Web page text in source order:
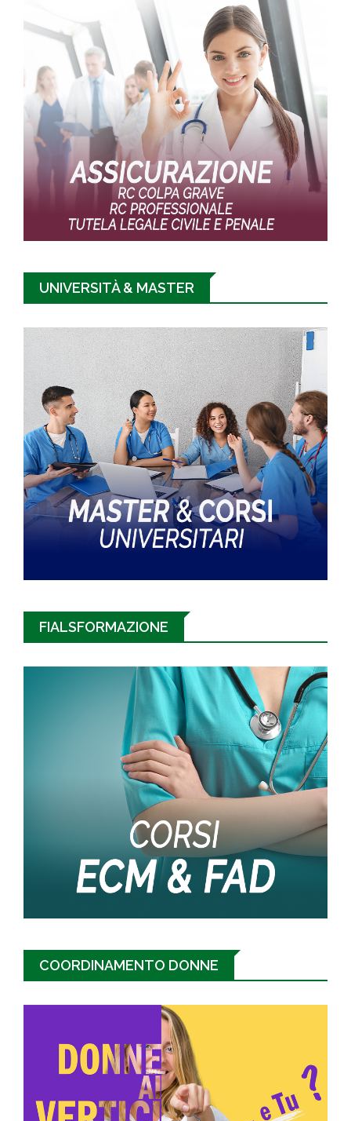
UNIVERSITÀ & MASTER
FIALSFORMAZIONE
COORDINAMENTO DONNE